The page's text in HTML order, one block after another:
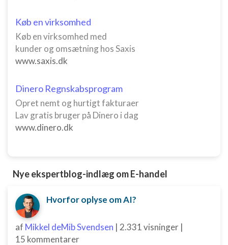
Køb en virksomhed
Køb en virksomhed med
kunder og omsætning hos Saxis
www.saxis.dk
Dinero Regnskabsprogram
Opret nemt og hurtigt fakturaer
Lav gratis bruger på Dinero i dag
www.dinero.dk
Nye ekspertblog-indlæg om E-handel
Hvorfor oplyse om AI?
af Mikkel deMib Svendsen | 2.331 visninger |
15 kommentarer